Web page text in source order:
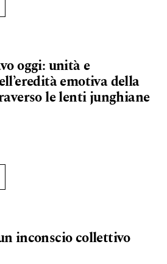
oggi: unità e
emotiva della
le lenti junghiane
inconscio collettivo